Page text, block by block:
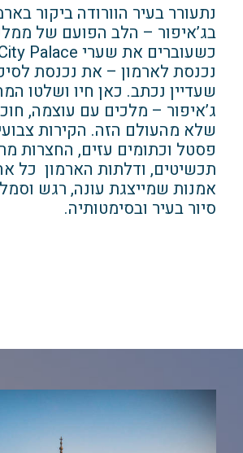
נתעורר בעיר הוורודה ביקור
בג’איפור – הלב הפועם של
נכנסת לארמון – את נכנסת
שעדיין נכתב. כאן חיו ושלטו
ג’איפור – מלכים עם עוצמה,
שלא מהעולם הזה. הקירות
פסטל וכתומים עזים, החצרות
תכשיטים, ודלתות הארמון כל
אמנות שמייצגת עונה, רגש
סיור בעיר ובסימטותיה.